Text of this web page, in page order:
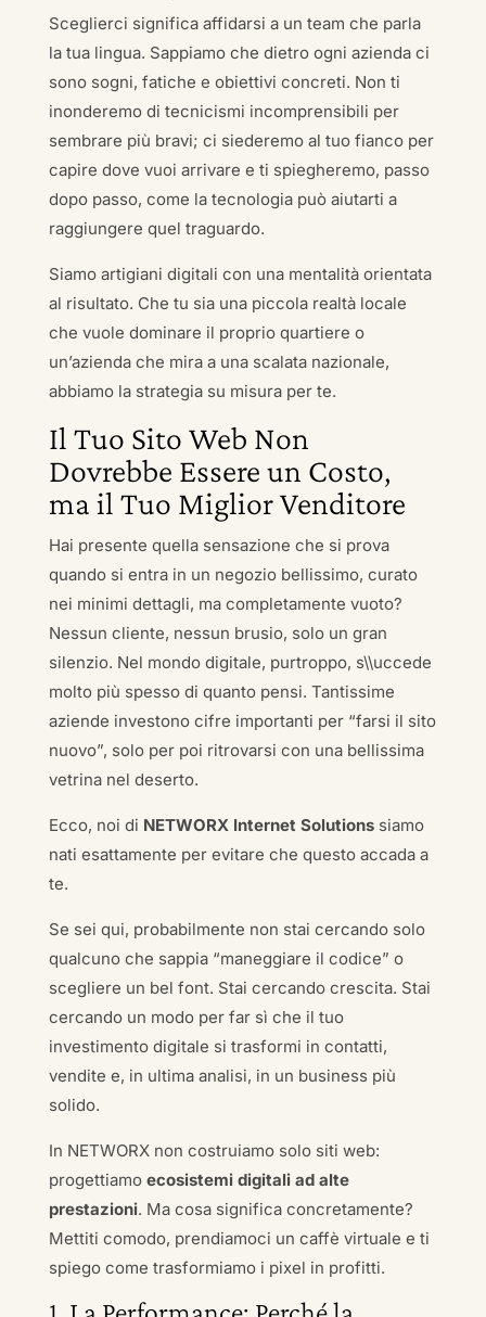
Sceglierci significa affidarsi a un team che parla
la tua lingua. Sappiamo che dietro ogni azienda ci
sono sogni, fatiche e obiettivi concreti. Non ti
inonderemo di tecnicismi incomprensibili per
sembrare più bravi; ci siederemo al tuo fianco per
capire dove vuoi arrivare e ti spiegheremo, passo
dopo passo, come la tecnologia può aiutarti a
raggiungere quel traguardo.
Siamo artigiani digitali con una mentalità orientata
al risultato. Che tu sia una piccola realtà locale
che vuole dominare il proprio quartiere o
un’azienda che mira a una scalata nazionale,
abbiamo la strategia su misura per te.
Il Tuo Sito Web Non
Dovrebbe Essere un Costo,
ma il Tuo Miglior Venditore
Hai presente quella sensazione che si prova
quando si entra in un negozio bellissimo, curato
nei minimi dettagli, ma completamente vuoto?
Nessun cliente, nessun brusio, solo un gran
silenzio. Nel mondo digitale, purtroppo, s\\uccede
molto più spesso di quanto pensi. Tantissime
aziende investono cifre importanti per “farsi il sito
nuovo”, solo per poi ritrovarsi con una bellissima
vetrina nel deserto.
Ecco, noi di NETWORX Internet Solutionssiamo
nati esattamente per evitare che questo accada a
te.
Se sei qui, probabilmente non stai cercando solo
qualcuno che sappia “maneggiare il codice” o
scegliere un bel font. Stai cercando crescita. Stai
cercando un modo per far sì che il tuo
investimento digitale si trasformi in contatti,
vendite e, in ultima analisi, in un business più
solido.
In NETWORX non costruiamo solo siti web:
progettiamo ecosistemi digitali ad alte
prestazioni. Ma cosa significa concretamente?
Mettiti comodo, prendiamoci un caffè virtuale e ti
spiego come trasformiamo i pixel in profitti.